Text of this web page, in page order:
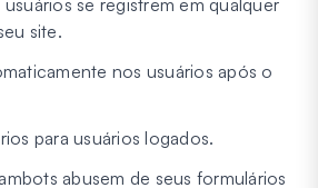
se registrem em qualquer
site.
nos usuários após o
para usuários logados.
abusem de seus formulários